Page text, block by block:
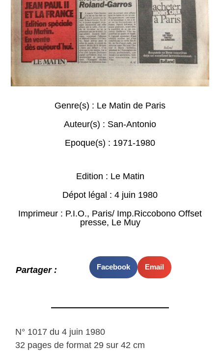
Genre(s) : Le Matin de Paris
Auteur(s) : San-Antonio
Epoque(s) : 1971-1980
Edition : Le Matin
Dépot légal : 4 juin 1980
Imprimeur : P.I.O., Paris/ Imp.Riccobono Offset
presse, Le Muy
Partager : Facebook Email
N° 1017 du 4 juin 1980
32 pages de format 29 sur 42 cm